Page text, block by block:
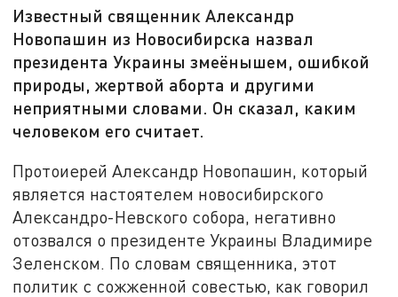
Известный священник Александр
Новопашин из Новосибирска назвал
президента Украины змеёнышем, ошибкой
природы, жертвой аборта и другими
неприятными словами. Он сказал, каким
человеком его считает.
Протоиерей Александр Новопашин, который
является настоятелем новосибирского
Александро-Невского собора, негативно
отозвался о президенте Украины Владимире
Зеленском. По словам священника, этот
политик с сожженной совестью, как говорил